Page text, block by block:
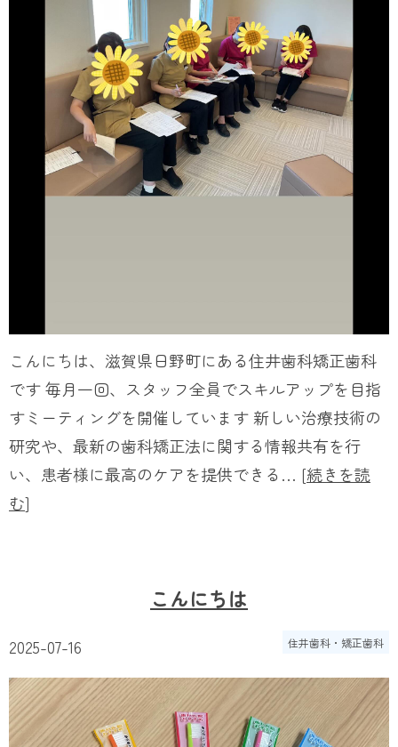
こんにちは、滋賀県日野町にある住井歯科矯正歯科
です 毎月一回、スタッフ全員でスキルアップを目指
すミーティングを開催しています 新しい治療技術の
研究や、最新の歯科矯正法に関する情報共有を行
い、患者様に最高のケアを提供できる… [続きを読
む]
こんにちは
2025-07-16 住井歯科・矯正歯科